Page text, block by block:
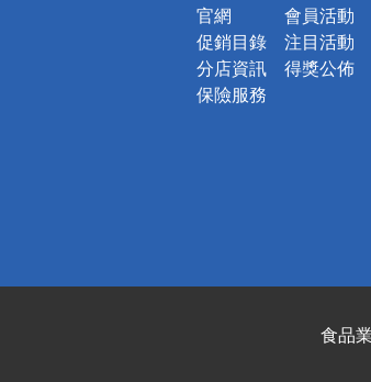
官網
促銷目錄
分店資訊
保險服務
會員活動
注目活動
得獎公佈
食品